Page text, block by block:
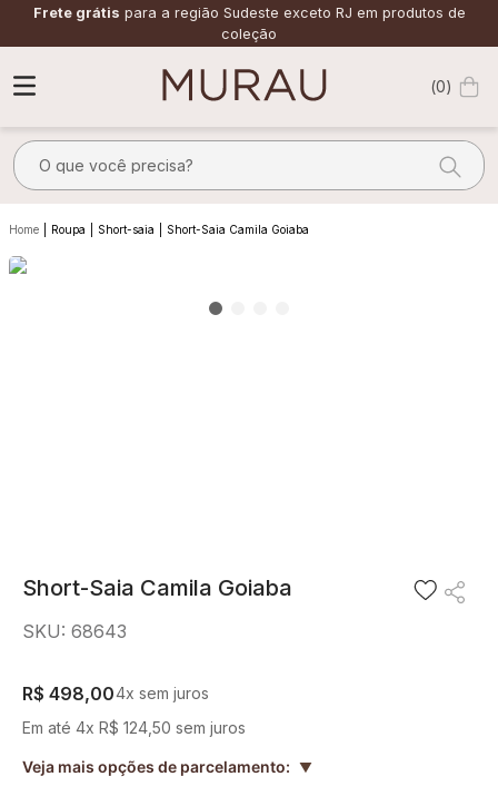
Frete grátis para a região Sudeste exceto RJ em produtos de
coleção
0
O que você precisa?
Roupa Short-saia Short-Saia Camila Goiaba
Short-Saia Camila Goiaba
SKU: 68643
R$ 498,004x sem juros
Em até 4x R$ 124 50 sem juros
Veja mais opções de parcelamento: ▲
10º blusa